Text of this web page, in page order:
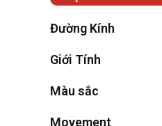
Đường Kính
Giới Tính
Màu sắc
Movement